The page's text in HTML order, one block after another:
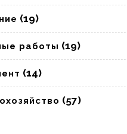
(19)
работы (19)
(14)
(57)